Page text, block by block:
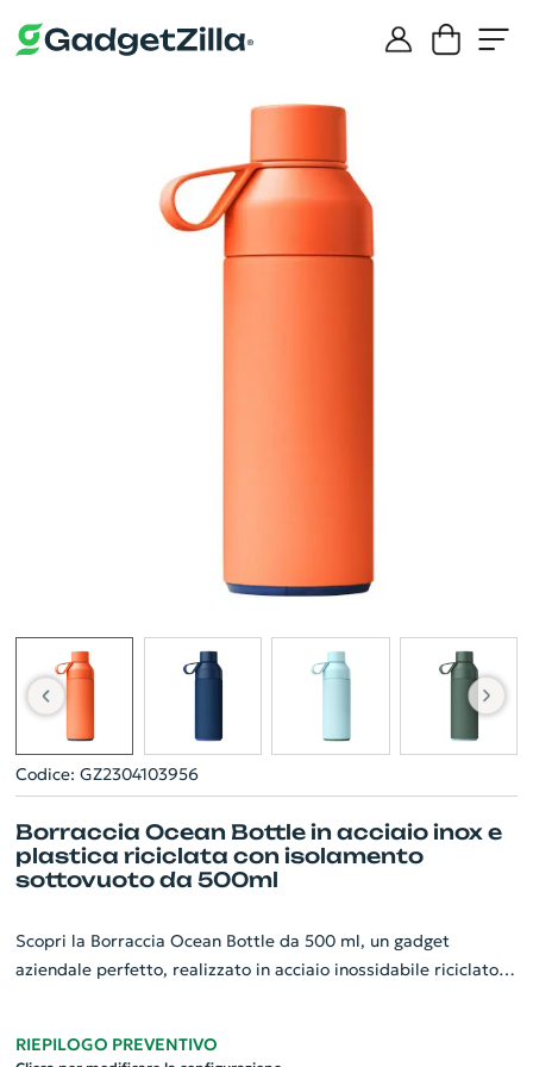
Codice: GZ2304103956
Borraccia Ocean Bottle in acciaio inox e
plastica riciclata con isolamento
sottovuoto da 500ml
Scopri la Borraccia Ocean Bottle da 500 ml, un gadget
aziendale perfetto, realizzato in acciaio inossidabile riciclato e
suo efficace isolamento sottovuoto. Contribuisci a un mondo
RIEPILOGO PREVENTIVO